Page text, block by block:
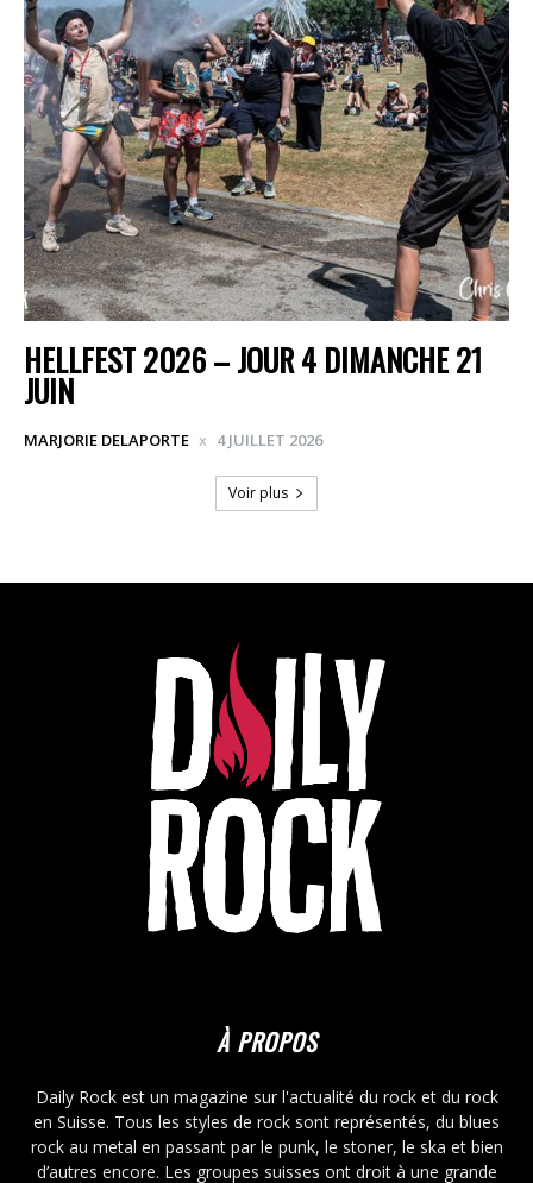
HELLFEST 2026 – JOUR 4 DIMANCHE 21
JUIN
MARJORIE DELAPORTE 4 JUILLET 2026
Voir plus
À PROPOS
Daily Rock est un magazine sur l'actualité du rock et du rock
en Suisse. Tous les styles de rock sont représentés, du blues
rock au metal en passant par le punk, le stoner, le ska et bien
d’autres encore. Les groupes suisses ont droit à une grande